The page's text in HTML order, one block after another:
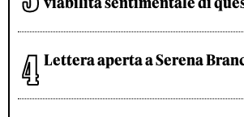
Lettera aperta a Serena